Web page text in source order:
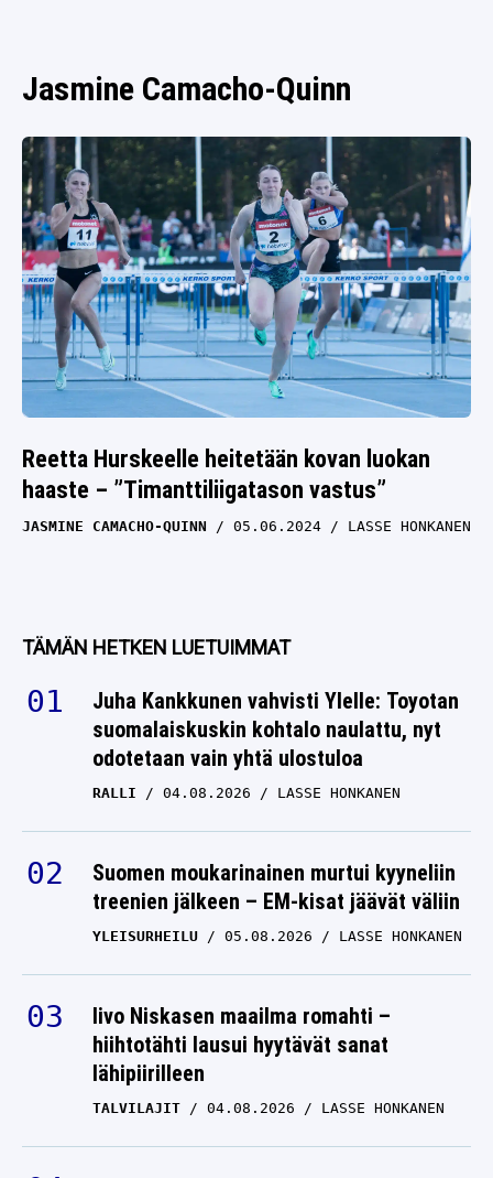
Jasmine Camacho-Quinn
Reetta Hurskeelle heitetään kovan luokan
haaste – ”Timanttiliigatason vastus”
JASMINE CAMACHO-QUINN 05.06.2024 LASSE HONKANEN
TÄMÄN HETKEN LUETUIMMAT
Juha Kankkunen vahvisti Ylelle: Toyotan
suomalaiskuskin kohtalo naulattu, nyt
odotetaan vain yhtä ulostuloa
RALLI 04.08.2026 LASSE HONKANEN
Suomen moukarinainen murtui kyyneliin
treenien jälkeen – EM-kisat jäävät väliin
YLEISURHEILU 05.08.2026 LASSE HONKANEN
Iivo Niskasen maailma romahti –
hiihtotähti lausui hyytävät sanat
lähipiirilleen
TALVILAJIT 04.08.2026 LASSE HONKANEN